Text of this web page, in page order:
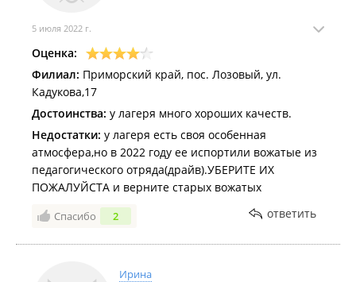
5 июля 2022 г.
Оценка:
Филиал: Приморский край, пос. Лозовый, ул.
Кадукова,17
Достоинства: у лагеря много хороших качеств.
Недостатки: у лагеря есть своя особенная
атмосфера,но в 2022 году ее испортили вожатые из
педагогического отряда(драйв).УБЕРИТЕ ИХ
ПОЖАЛУЙСТА и верните старых вожатых
Спасибо 2 ответить
Ирина